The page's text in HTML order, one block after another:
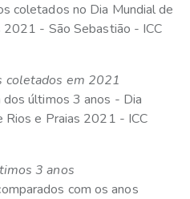
coletados em 2021
3 anos
com os anos